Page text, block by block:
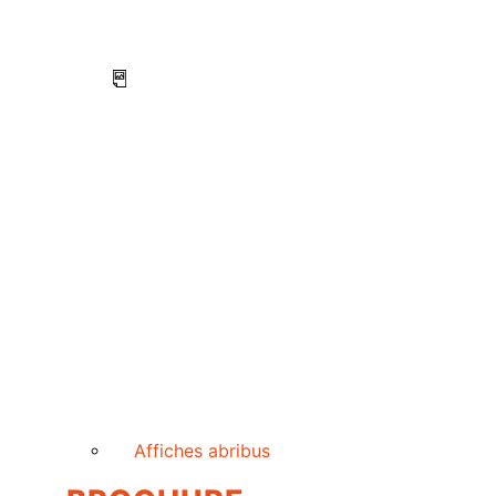
Affiches abribus